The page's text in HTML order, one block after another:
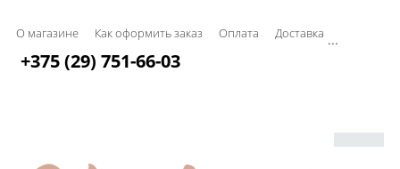
О магазине Как оформить заказ Оплата Доставка ...
+375 (29) 751-66-03